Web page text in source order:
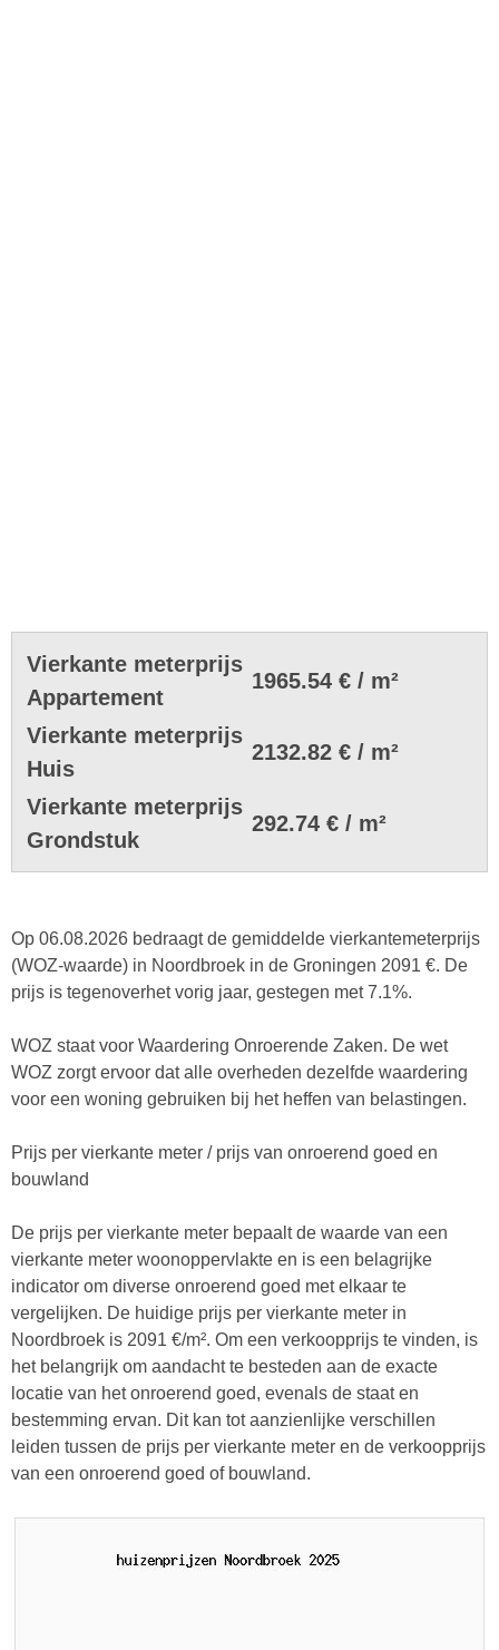
Vierkante meterprijs
Appartement
1965.54 € / m²
Vierkante meterprijs
Huis
2132.82 € / m²
Vierkante meterprijs
Grondstuk
292.74 € / m²
Op 06.08.2026 bedraagt de gemiddelde vierkantemeterprijs
(WOZ-waarde) in Noordbroek in de Groningen 2091 €. De
prijs is tegenoverhet vorig jaar, gestegen met 7.1%.
WOZ staat voor Waardering Onroerende Zaken. De wet
WOZ zorgt ervoor dat alle overheden dezelfde waardering
voor een woning gebruiken bij het heffen van belastingen.
Prijs per vierkante meter / prijs van onroerend goed en
bouwland
De prijs per vierkante meter bepaalt de waarde van een
vierkante meter woonoppervlakte en is een belagrijke
indicator om diverse onroerend goed met elkaar te
vergelijken. De huidige prijs per vierkante meter in
Noordbroek is 2091 €/m². Om een verkoopprijs te vinden, is
het belangrijk om aandacht te besteden aan de exacte
locatie van het onroerend goed, evenals de staat en
bestemming ervan. Dit kan tot aanzienlijke verschillen
leiden tussen de prijs per vierkante meter en de verkoopprijs
van een onroerend goed of bouwland.